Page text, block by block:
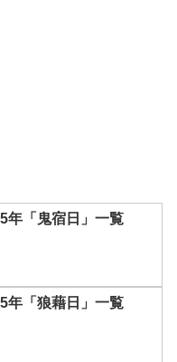
年「鬼宿日」一覧
年「狼藉日」一覧